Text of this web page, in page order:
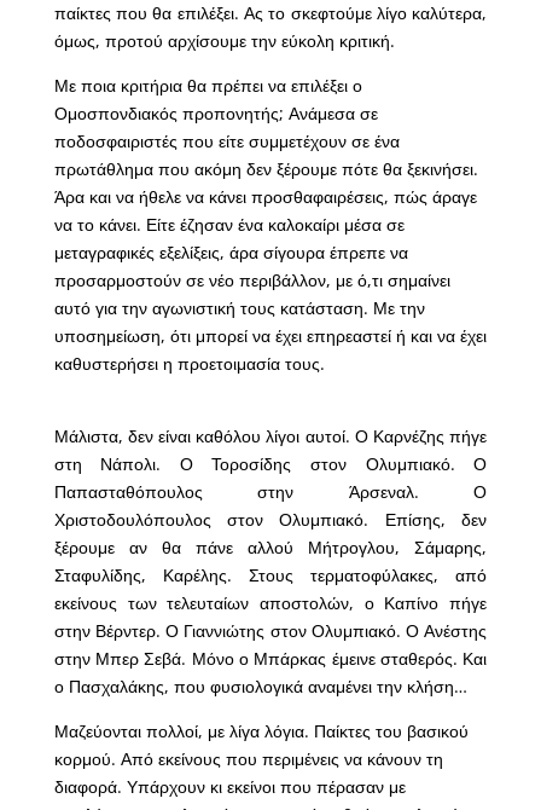
παίκτες που θα επιλέξει. Ας το σκεφτούμε λίγο καλύτερα,
όμως, προτού αρχίσουμε την εύκολη κριτική.
Με ποια κριτήρια θα πρέπει να επιλέξει ο
Ομοσπονδιακός προπονητής; Ανάμεσα σε
ποδοσφαιριστές που είτε συμμετέχουν σε ένα
πρωτάθλημα που ακόμη δεν ξέρουμε πότε θα ξεκινήσει.
Άρα και να ήθελε να κάνει προσθαφαιρέσεις, πώς άραγε
να το κάνει. Είτε έζησαν ένα καλοκαίρι μέσα σε
μεταγραφικές εξελίξεις, άρα σίγουρα έπρεπε να
προσαρμοστούν σε νέο περιβάλλον, με ό,τι σημαίνει
αυτό για την αγωνιστική τους κατάσταση. Με την
υποσημείωση, ότι μπορεί να έχει επηρεαστεί ή και να έχει
καθυστερήσει η προετοιμασία τους.
Μάλιστα, δεν είναι καθόλου λίγοι αυτοί. Ο Καρνέζης πήγε
στη Νάπολι. Ο Τοροσίδης στον Ολυμπιακό. Ο
Παπασταθόπουλος στην Άρσεναλ. Ο
Χριστοδουλόπουλος στον Ολυμπιακό. Επίσης, δεν
ξέρουμε αν θα πάνε αλλού Μήτρογλου, Σάμαρης,
Σταφυλίδης, Καρέλης. Στους τερματοφύλακες, από
εκείνους των τελευταίων αποστολών, ο Καπίνο πήγε
στην Βέρντερ. Ο Γιαννιώτης στον Ολυμπιακό. Ο Ανέστης
στην Μπερ Σεβά. Μόνο ο Μπάρκας έμεινε σταθερός. Και
ο Πασχαλάκης, που φυσιολογικά αναμένει την κλήση…
Μαζεύονται πολλοί, με λίγα λόγια. Παίκτες του βασικού
κορμού. Από εκείνους που περιμένεις να κάνουν τη
διαφορά. Υπάρχουν κι εκείνοι που πέρασαν με